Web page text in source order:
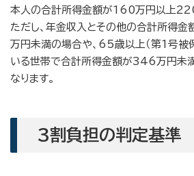
本人の合計所得金額が160万円以上
ただし、年金収入とその他の合計所得
万円未満の場合や、65歳以上（第1号被
いる世帯で合計所得金額が346万円未
なります。
3割負担の判定基準